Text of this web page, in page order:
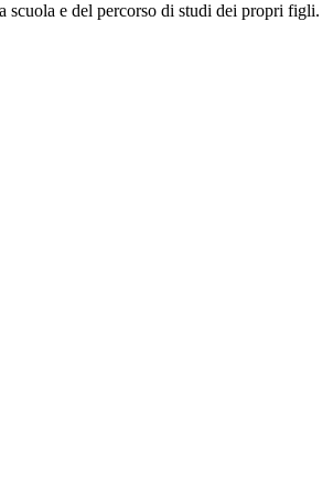
scuola e del percorso di studi dei propri figli.